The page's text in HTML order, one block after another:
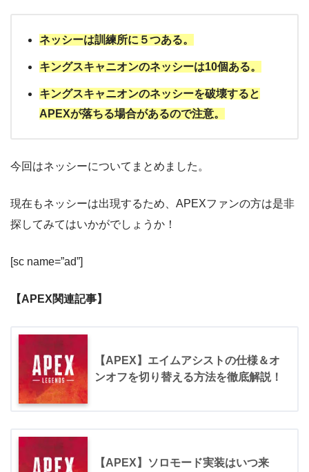
ネッシーは訓練所に５つある。
キングスキャニオンのネッシーは10個ある。
キングスキャニオンのネッシーを破壊すると
APEXが落ちる場合があるので注意。
今回はネッシーについてまとめました。
現在もネッシーは出現するため、APEXファンの方は是非
探してみてはいかがでしょうか！
[sc name=”ad”]
【APEX関連記事】
【APEX】エイムアシストの仕様＆オ
ンオフを切り替える方法を徹底解説！
【APEX】ソロモード実装はいつ来